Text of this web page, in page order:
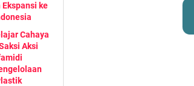
ke
Cahaya
Aksi